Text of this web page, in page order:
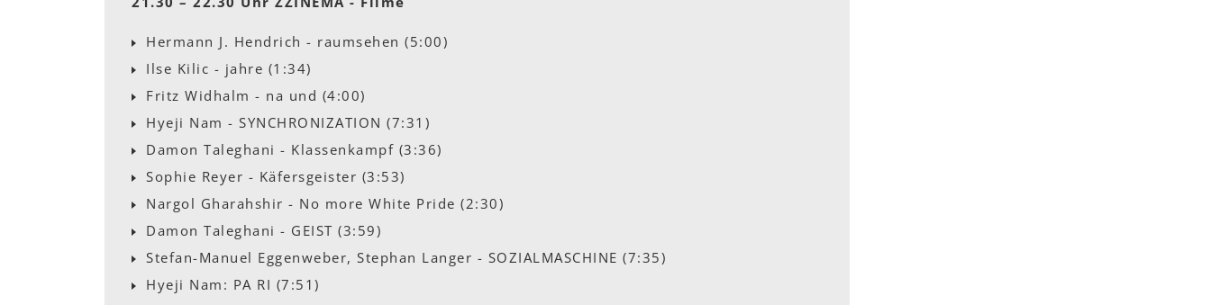
Hermann J. Hendrich - raumsehen (5:00)
Ilse Kilic - jahre (1:34)
Fritz Widhalm - na und (4:00)
Hyeji Nam - SYNCHRONIZATION (7:31)
Damon Taleghani - Klassenkampf (3:36)
Sophie Reyer - Käfersgeister (3:53)
Nargol Gharahshir - No more White Pride (2:30)
Damon Taleghani - GEIST (3:59)
Stefan-Manuel Eggenweber, Stephan Langer - SOZIALMASCHINE (7:35)
Hyeji Nam: PA RI (7:51)